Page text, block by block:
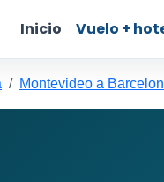
Inicio Vuelo +
Montevideo a